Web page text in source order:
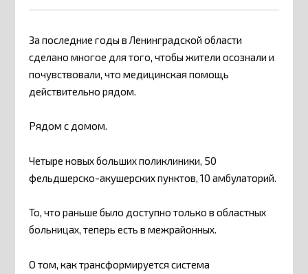
За последние годы в Ленинградской области
сделано многое для того, чтобы жители осознали и
почувствовали, что медицинская помощь
действительно рядом.
Рядом с домом.
Четыре новых больших поликлиники, 50
фельдшерско-акушерских пунктов, 10 амбулаторий.
То, что раньше было доступно только в областных
больницах, теперь есть в межрайонных.
О том, как трансформируется система